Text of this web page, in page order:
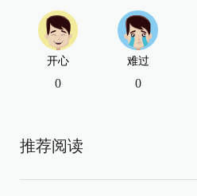
开心
0
难过
0
推荐阅读